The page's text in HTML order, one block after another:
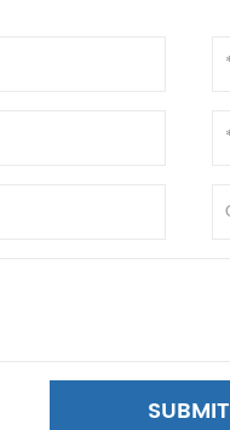
SUBMIT